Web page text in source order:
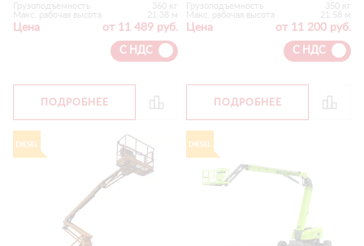
Грузоподъемность
360 кг
Макс. рабочая высота
21,38 м
Цена от 11 489 руб.
С НДС
ПОДРОБНЕЕ
Грузоподъемность
350 кг
Макс. рабочая высота
21.58 м
Цена от 11 200 руб.
С НДС
ПОДРОБНЕЕ